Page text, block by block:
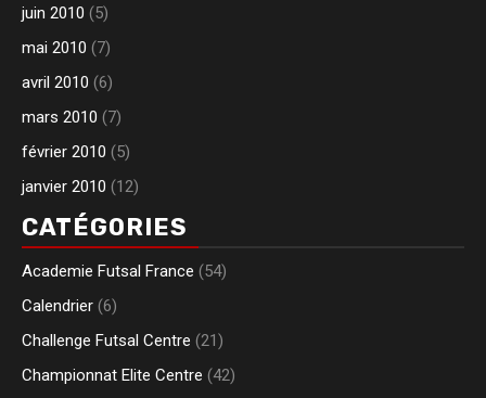
juin 2010 (5)
mai 2010 (7)
avril 2010 (6)
mars 2010 (7)
février 2010 (5)
janvier 2010 (12)
CATÉGORIES
Academie Futsal France (54)
Calendrier (6)
Challenge Futsal Centre (21)
Championnat Elite Centre (42)